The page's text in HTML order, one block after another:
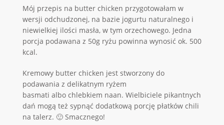
Mój przepis na butter chicken przygotowałam w
wersji odchudzonej, na bazie jogurtu naturalnego i
niewielkiej ilości masła, w tym orzechowego. Jedna
porcja podawana z 50g ryżu powinna wynosić ok. 500
kcal.
Kremowy butter chicken jest stworzony do
podawania z delikatnym ryżem
basmati albo chlebkiem naan. Wielbiciele pikantnych
dań mogą też sypnąć dodatkową porcję płatków chili
na talerz. 🙂 Smacznego!